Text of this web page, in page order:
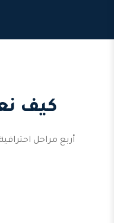
كيف
أربع مراحل